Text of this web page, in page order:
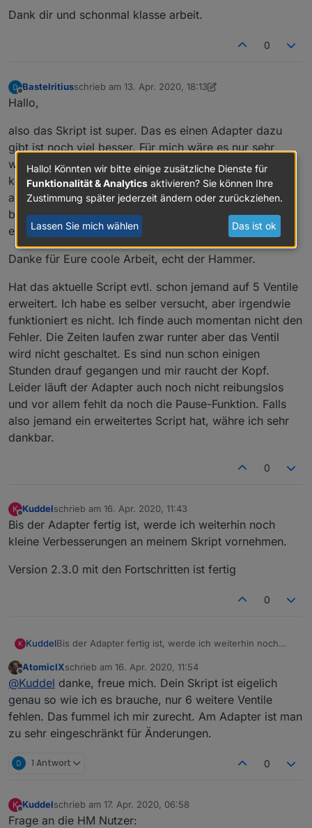
Dank dir und schonmal klasse arbeit.
0
Offline
Bastelritiusschrieb am 13. Apr. 2020, 18:13
zuletzt editiert von Bastelritius
Hallo,
also das Skript ist super. Das es einen Adapter dazu
gibt ist noch viel besser. Für mich wäre es nur sehr
wichtig das man die Anzahl der Ventile einstellen
könnte. Dann wäre alles perfekt. Ich habe nämlich 5
anstatt 4 Ventile. Wo müsste ich das im Script ändern,
bzw. wie lange dauert so etwas bis es im Adapter
eingebaut sein wird?
Danke für Eure coole Arbeit, echt der Hammer.
Hat das aktuelle Script evtl. schon jemand auf 5 Ventile
erweitert. Ich habe es selber versucht, aber irgendwie
funktioniert es nicht. Ich finde auch momentan nicht den
Fehler. Die Zeiten laufen zwar runter aber das Ventil
wird nicht geschaltet. Es sind nun schon einigen
Stunden drauf gegangen und mir raucht der Kopf.
Leider läuft der Adapter auch noch nicht reibungslos
und vor allem fehlt da noch die Pause-Funktion. Falls
also jemand ein erweitertes Script hat, währe ich sehr
dankbar.
0
K
Offline
Kuddelschrieb am 16. Apr. 2020, 11:43
zuletzt editiert von
Bis der Adapter fertig ist, werde ich weiterhin noch
kleine Verbesserungen an meinem Skript vornehmen.
Version 2.3.0 mit den Fortschritten ist fertig
0
K KuddelBis der Adapter fertig ist, werde ich weiterhin noch
Version 2.3.0 mit den Fortschritten ist fertig
Offline
AtomicIXschrieb am 16. Apr. 2020, 11:54
zuletzt editiert von
@Kuddel danke, freue mich. Dein Skript ist eigelich
genau so wie ich es brauche, nur 6 weitere Ventile
fehlen. Das fummel ich mir zurecht. Am Adapter ist man
zu sehr eingeschränkt für Änderungen.
1 Antwort 0
K Kuddelschrieb am 17. Apr. 2020, 06:58
zuletzt editiert von
Frage an die HM Nutzer:
Hallo! Könnten wir bitte einige zusätzliche Dienste für
Funktionalität & Analytics aktivieren? Sie können Ihre
Zustimmung später jederzeit ändern oder zurückziehen.
Lassen Sie mich wählen Das ist ok